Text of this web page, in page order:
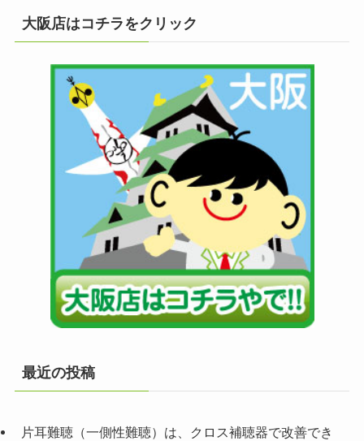
大阪店はコチラをクリック
最近の投稿
片耳難聴（一側性難聴）は、クロス補聴器で改善でき